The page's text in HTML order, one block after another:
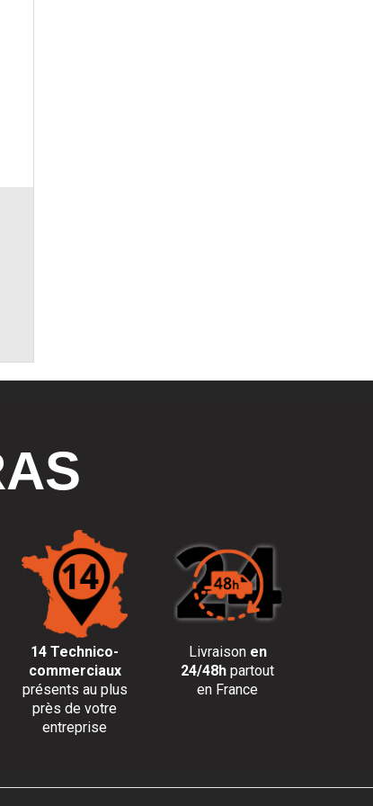
14 Technico-
commerciaux
présents au plus
près de votre
entreprise
Livraison en
24/48h partout
en France